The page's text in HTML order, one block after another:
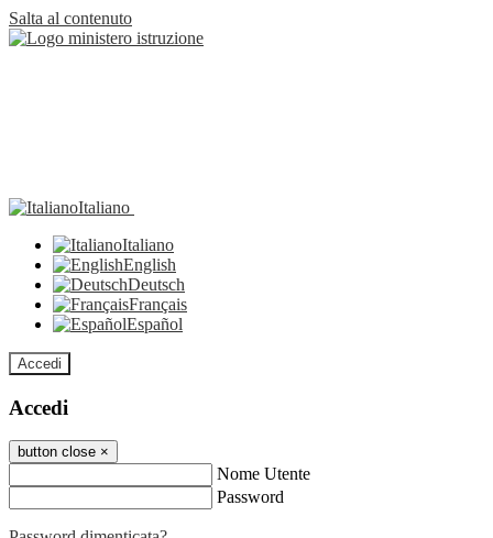
Salta al contenuto
Italiano
Italiano
English
Deutsch
Français
Español
Accedi
Accedi
button close ×
Nome Utente
Password